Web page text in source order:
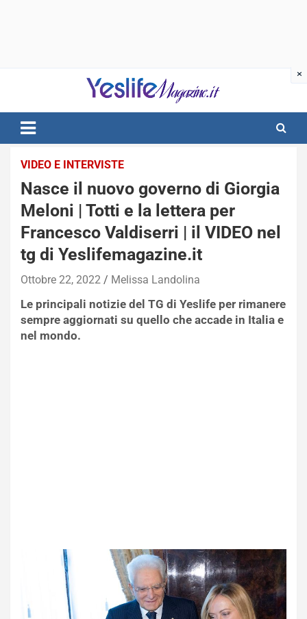
notizie di intrattenimento
VIDEO E INTERVISTE
Nasce il nuovo governo di Giorgia
Meloni | Totti e la lettera per
Francesco Valdiserri | il VIDEO nel
tg di Yeslifemagazine.it
Ottobre 22, 2022 Melissa Landolina
Le principali notizie del TG di Yeslife per rimanere
sempre aggiornati su quello che accade in Italia e
nel mondo.